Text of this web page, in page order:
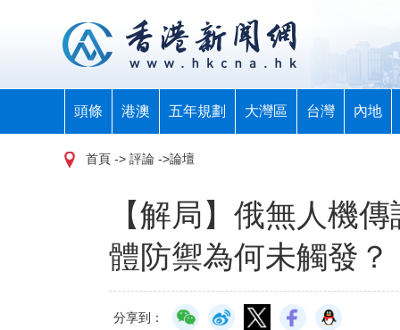
頭條 港澳 五年規劃 大灣區 台灣 內地
首頁 -> 評論 ->論壇
【解局】俄無人機
體防禦為何未觸發？
分享到：